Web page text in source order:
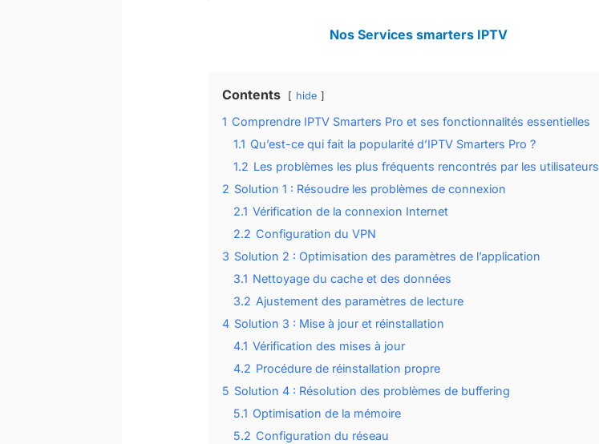
Nos Services smarters IPTV
Contents hide
1 Comprendre IPTV Smarters Pro et ses fonctionnalités essentielles
1.1 Qu’est-ce qui fait la popularité d’IPTV Smarters Pro ?
1.2 Les problèmes les plus fréquents rencontrés par les utilisateurs
2 Solution 1 : Résoudre les problèmes de connexion
2.1 Vérification de la connexion Internet
2.2 Configuration du VPN
3 Solution 2 : Optimisation des paramètres de l’application
3.1 Nettoyage du cache et des données
3.2 Ajustement des paramètres de lecture
4 Solution 3 : Mise à jour et réinstallation
4.1 Vérification des mises à jour
4.2 Procédure de réinstallation propre
5 Solution 4 : Résolution des problèmes de buffering
5.1 Optimisation de la mémoire
5.2 Configuration du réseau